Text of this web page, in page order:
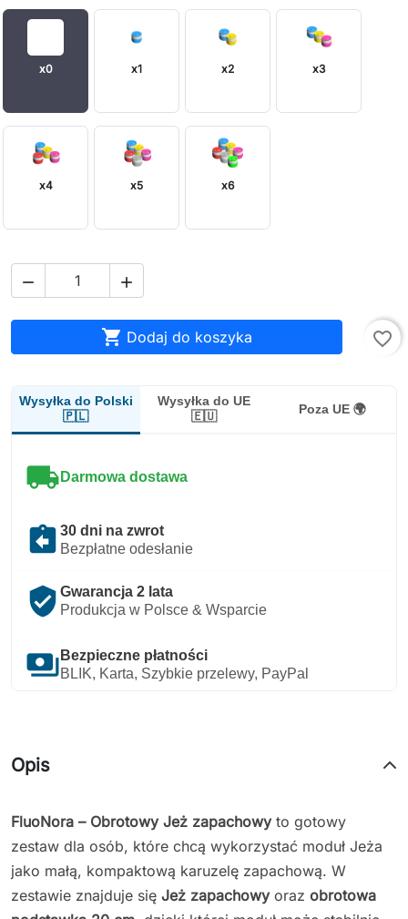
x0 x1 x2 x3
x4 x5 x6
 
 Dodaj do koszyka favorite_border
Wysyłka do Polski
🇵🇱
Wysyłka do UE
🇪🇺
Poza UE 🌍
local_shipping Darmowa dostawa
assignment_return 30 dni na zwrot
Bezpłatne odesłanie
verified_user Gwarancja 2 lata
Produkcja w Polsce & Wsparcie
payments Bezpieczne płatności
BLIK, Karta, Szybkie przelewy, PayPal
Opis
FluoNora – Obrotowy Jeż zapachowy to gotowy
zestaw dla osób, które chcą wykorzystać moduł Jeża
jako małą, kompaktową karuzelę zapachową. W
zestawie znajduje się Jeż zapachowy oraz obrotowa